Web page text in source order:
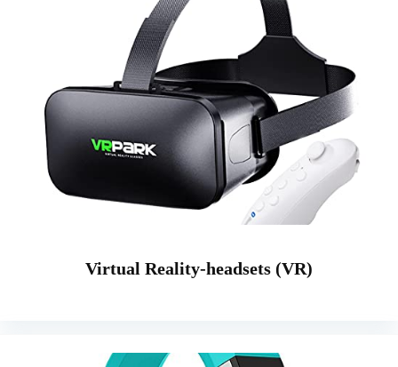
Virtual Reality-headsets (VR)